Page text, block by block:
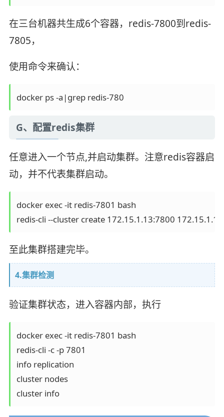
在三台机器共生成6个容器，redis-7800到redis-
7805，
使用命令来确认：
docker ps -a|grep redis-780
G、配置redis集群
任意进入一个节点,并启动集群。注意redis容器启
动，并不代表集群启动。
docker exec -it redis-7801 bash
redis-cli --cluster create 172.15.1.13:7800
至此集群搭建完毕。
4.集群检测
验证集群状态，进入容器内部，执行
docker exec -it redis-7801 bash
redis-cli -c -p 7801
info replication
cluster nodes
cluster info